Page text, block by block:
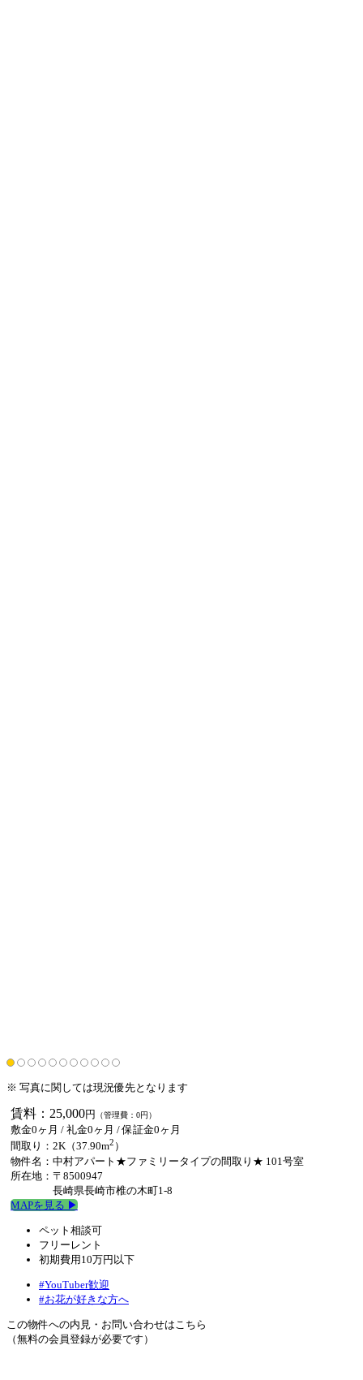
※ 写真に関しては現況優先となります
賃料：25,000円 （管理費：0円）
敷金0ヶ月 / 礼金0ヶ月 /保証金0ヶ月
間取り：2K（37.90m2 ）
物件名：中村アパート★ファミリータイプの間取り★ 101号室
所在地：〒8500947
長崎県長崎市椎の木町1-8
MAPを見る ▶︎
ペット相談可
フリーレント
初期費用10万円以下
#YouTuber歓迎
#お花が好きな方へ
この物件への内見・お問い合わせはこちら
（無料の会員登録が必要です）